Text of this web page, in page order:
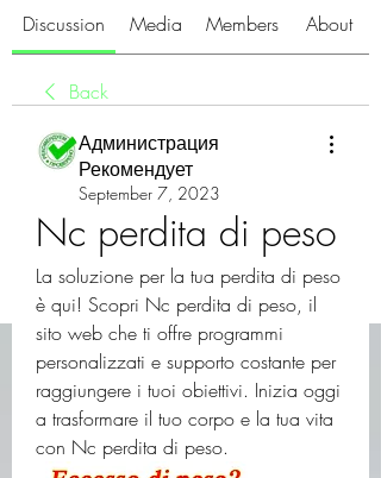
Discussion Media Members About
Back
Администрация
Рекомендует
September 7, 2023
Nc perdita di peso
La soluzione per la tua perdita di peso
è qui! Scopri Nc perdita di peso, il
sito web che ti offre programmi
personalizzati e supporto costante per
raggiungere i tuoi obiettivi. Inizia oggi
a trasformare il tuo corpo e la tua vita
con Nc perdita di peso.